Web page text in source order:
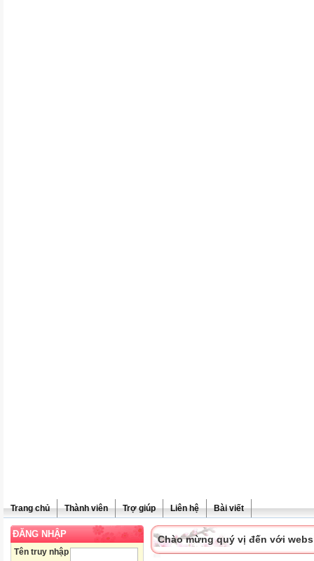
Trang chủ Thành viên Trợ giúp Liên hệ Bài viết
ĐĂNG NHẬP
Tên truy nhập
Chào mừng quý vị đến với